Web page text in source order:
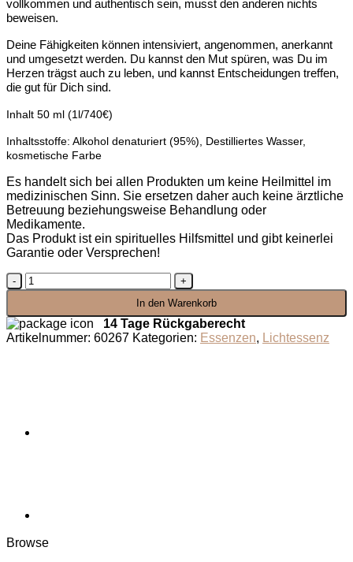
vollkommen und authentisch sein, musst den anderen nichts
beweisen.
Deine Fähigkeiten können intensiviert, angenommen, anerkannt
und umgesetzt werden. Du kannst den Mut spüren, was Du im
Herzen trägst auch zu leben, und kannst Entscheidungen treffen,
die gut für Dich sind.
Inhalt 50 ml (1l/740€)
Inhaltsstoffe: Alkohol denaturiert (95%), Destilliertes Wasser,
kosmetische Farbe
Es handelt sich bei allen Produkten um keine Heilmittel im
medizinischen Sinn. Sie ersetzen daher auch keine ärztliche
Betreuung beziehungsweise Behandlung oder
Medikamente.
Das Produkt ist ein spirituelles Hilfsmittel und gibt keinerlei
Garantie oder Versprechen!
Lichtessenz
dein
Menge
In den Warenkorb
14 Tage Rückgaberecht
Artikelnummer: 60267 Kategorien: Essenzen, Lichtessenz
Browse